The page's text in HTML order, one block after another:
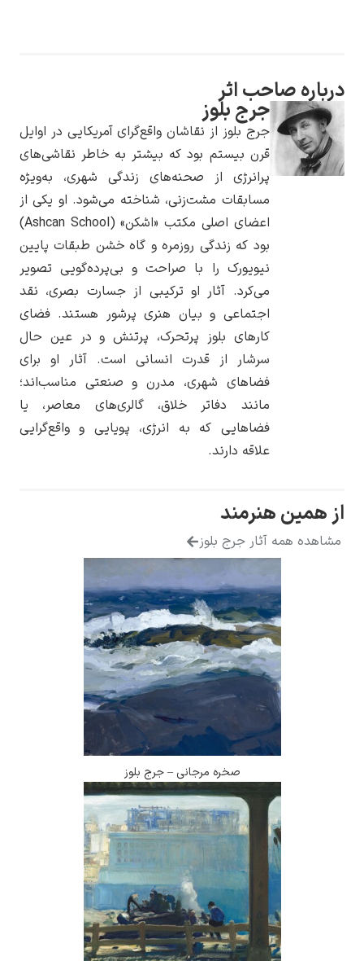
پیر آگوست رنوآر
پل سزان
یوهانس فرمیر
پرفروش‌ترین
تابلوها
صاحب اثر
جرج بلوز
جرج بلوز از نقاشان واقع‌گرای آمریکایی در اوایل
قرن بیستم بود که بیشتر به خاطر نقاشی‌های
پرانرژی از صحنه‌های زندگی شهری، به‌ویژه
مسابقات مشت‌زنی، شناخته می‌شود. او یکی از
اعضای اصلی مکتب «اشکن» (Ashcan School)
بود که زندگی روزمره و گاه خشن طبقات پایین
نیویورک را با صراحت و بی‌پرده‌گویی تصویر
می‌کرد. آثار او ترکیبی از جسارت بصری، نقد
اجتماعی و بیان هنری پرشور هستند. فضای
کارهای بلوز پرتحرک، پرتنش و در عین حال
سرشار از قدرت انسانی است. آثار او برای
فضاهای شهری، مدرن و صنعتی مناسب‌اند؛
مانند دفاتر خلاق، گالری‌های معاصر، یا
فضاهایی که به انرژی، پویایی و واقع‌گرایی
علاقه دارند.
همین هنرمند
همه آثار جرج بلوز
صخره مرجانی – جرج بلوز